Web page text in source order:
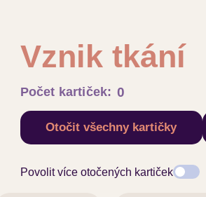
Vznik tkání
Počet kartiček: 0
Otočit všechny kartičky
Povolit více otočených kartiček